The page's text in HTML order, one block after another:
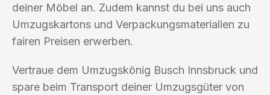
deiner Möbel an. Zudem kannst du bei uns auch
Umzugskartons und Verpackungsmaterialien zu
fairen Preisen erwerben.
Vertraue dem Umzugskönig Busch Innsbruck und
spare beim Transport deiner Umzugsgüter von